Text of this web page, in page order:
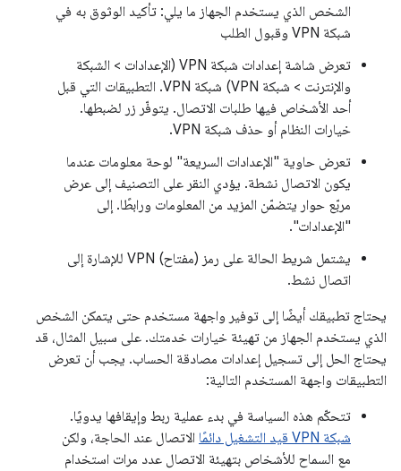
الشخص الذي يستخدم الجهاز ما يلي: تأكيد الوثوق به في
شبكة VPN وقبول الطلب
تعرض شاشة إعدادات شبكة VPN (الإعدادات > الشبكة
والإنترنت > شبكة VPN) شبكة VPN. التطبيقات التي قبل
أحد الأشخاص فيها طلبات الاتصال. يتوفّر زر لضبطها.
خيارات النظام أو حذف شبكة VPN.
تعرض حاوية "الإعدادات السريعة" لوحة معلومات عندما
يكون الاتصال نشطة. يؤدي النقر على التصنيف إلى عرض
مربّع حوار يتضمّن المزيد من المعلومات ورابطًا. إلى
"الإعدادات".
يشتمل شريط الحالة على رمز (مفتاح) VPN للإشارة إلى
اتصال نشط.
يحتاج تطبيقك أيضًا إلى توفير واجهة مستخدم حتى يتمكن الشخص
الذي يستخدم الجهاز من تهيئة خيارات خدمتك. على سبيل المثال، قد
يحتاج الحل إلى تسجيل إعدادات مصادقة الحساب. يجب أن تعرض
التطبيقات واجهة المستخدم التالية:
تتحكّم هذه السياسة في بدء عملية ربط وإيقافها يدويًا.
شبكة VPN قيد التشغيل دائمًا
الاتصال عند الحاجة، ولكن
مع السماح للأشخاص بتهيئة الاتصال عدد مرات استخدام